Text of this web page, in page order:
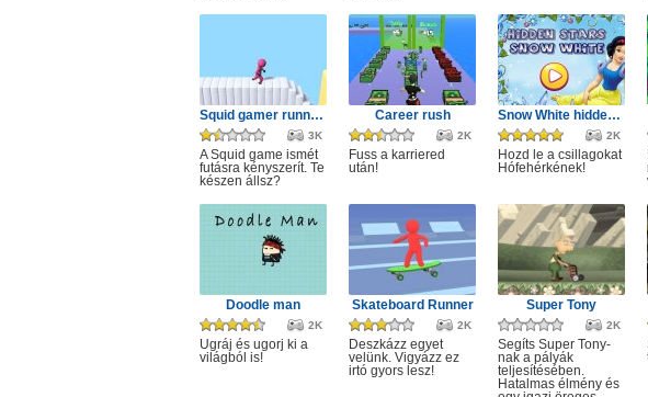
Squid gamer runner obstacle
3K
A Squid game ismét
futásra kényszerít. Te
készen állsz?
Career rush
2K
Fuss a karriered
után!
Snow White hidden stars
2K
Hozd le a csillagokat
Hófehérkének!
Doodle man
2K
Ugráj és ugorj ki a
világból is!
Skateboard Runner
2K
Deszkázz egyet
velünk. Vigyázz ez
irtó gyors lesz!
Super Tony
2K
Segíts Super Tony-
nak a pályák
teljesítésében.
Hatalmas élmény és